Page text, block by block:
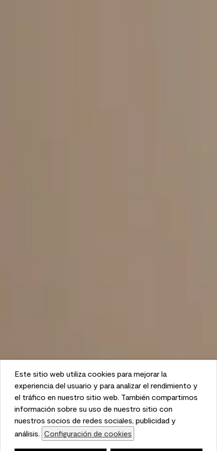
This website uses cookies to enhance user experience
and to analyze performance and traffic on our website.
We also share information about your use of our site
with our social media, advertising, and analytics
partners. Cookie Settings
Este sitio web utiliza cookies para mejorar la
experiencia del usuario y para analizar el rendimiento y
el tráfico en nuestro sitio web. También compartimos
información sobre su uso de nuestro sitio con
nuestros socios de redes sociales, publicidad y
análisis. Configuración de cookies